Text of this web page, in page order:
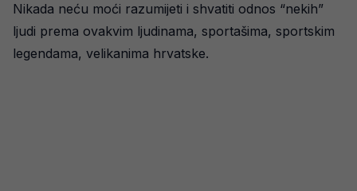
Nikada neću moći razumijeti i shvatiti odnos “nekih”
ljudi prema ovakvim ljudinama, sportašima, sportskim
legendama, velikanima hrvatske.